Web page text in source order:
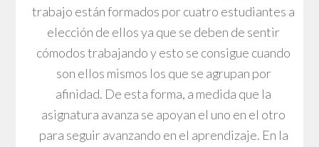
trabajo están formados por cuatro estudiantes a
elección de ellos ya que se deben de sentir
cómodos trabajando y esto se consigue cuando
son ellos mismos los que se agrupan por
afinidad. De esta forma, a medida que la
asignatura avanza se apoyan el uno en el otro
para seguir avanzando en el aprendizaje. En la